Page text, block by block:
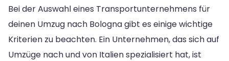
Bei der Auswahl eines Transportunternehmens für
deinen Umzug nach Bologna gibt es einige wichtige
Kriterien zu beachten. Ein Unternehmen, das sich auf
Umzüge nach und von Italien spezialisiert hat, ist